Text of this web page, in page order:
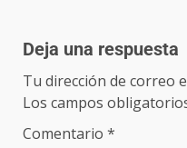
Deja una respuesta
Tu dirección de correo
Los campos
Comentario *